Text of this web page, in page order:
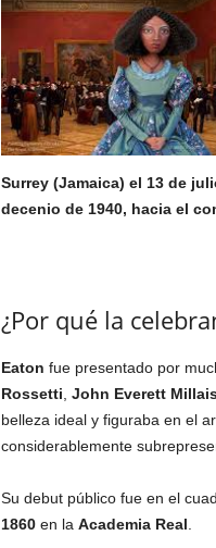
Surrey (Jamaica) el 13 de
decenio de 1940, hacia el
¿Por qué la
Eaton fue presentado por
Rossetti John Everett
belleza ideal y figuraba en el
considerablemente
Su debut público fue en el
1860en la Academia Real